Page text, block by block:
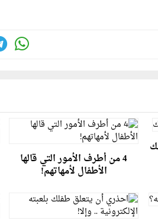
4 من أطرف الأمور التي قالها
الأطفال لأمهاتهم!